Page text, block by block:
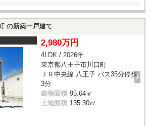
の新築一戸建て
2,980万円
4LDK / 2026年
東京都八王子市川口町
ＪＲ中央線 八王子 バス35分停歩
3分
建物面積 95.64㎡
土地面積 135.30㎡